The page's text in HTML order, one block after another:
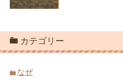
カテゴリー
なぜ